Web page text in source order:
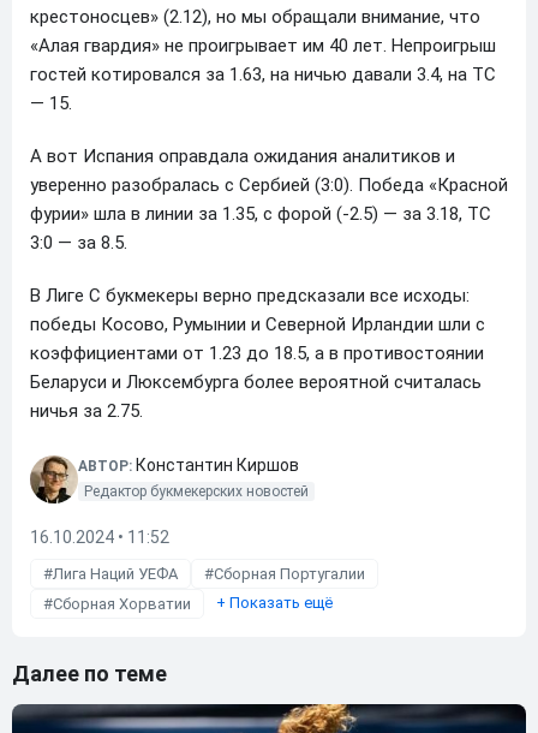
крестоносцев» (2.12), но мы обращали внимание, что
«Алая гвардия» не проигрывает им 40 лет. Непроигрыш
гостей котировался за 1.63, на ничью давали 3.4, на ТС
— 15.
А вот Испания оправдала ожидания аналитиков и
уверенно разобралась с Сербией (3:0). Победа «Красной
фурии» шла в линии за 1.35, с форой (-2.5) — за 3.18, ТС
3:0 — за 8.5.
В Лиге С букмекеры верно предсказали все исходы:
победы Косово, Румынии и Северной Ирландии шли с
коэффициентами от 1.23 до 18.5, а в противостоянии
Беларуси и Люксембурга более вероятной считалась
ничья за 2.75.
АВТОР: Константин Киршов
Редактор букмекерских новостей
16.10.2024 • 11:52
Лига Наций УЕФА
Сборная Португалии
Сборная Хорватии
+ Показать ещё
Далее по теме